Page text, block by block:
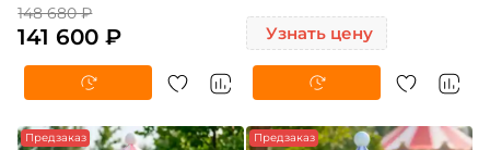
148 680 ₽
141 600 ₽ Узнать цену
Предзаказ Предзаказ